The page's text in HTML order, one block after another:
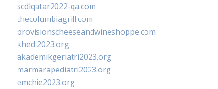
scdlqatar2022-qa.com
thecolumbiagrill.com
provisionscheeseandwineshoppe.com
khedi2023.org
akademikgeriatri2023.org
marmarapediatri2023.org
emchie2023.org